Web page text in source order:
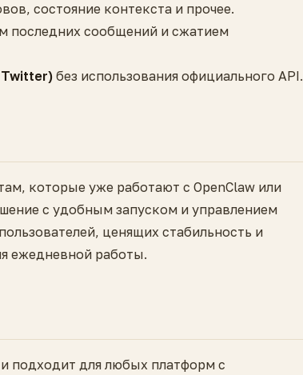
состояние контекста и прочее.
последних сообщений и сжатием
Twitter) без использования официального API.
которые уже работают с OpenClaw или
с удобным запуском и управлением
ценящих стабильность и
ежедневной работы.
подходит для любых платформ с